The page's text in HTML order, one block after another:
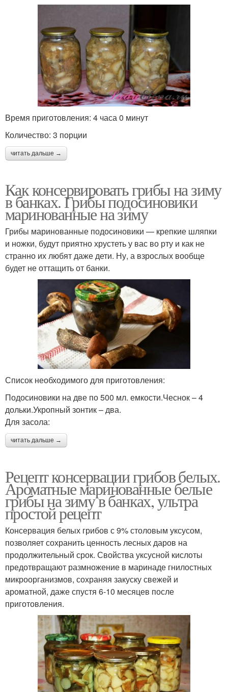
Время приготовления: 4 часа 0 минут
Количество: 3 порции
читать дальше →
Как консервировать грибы на зиму
в банках. Грибы подосиновики
маринованные на зиму
Грибы маринованные подосиновики — крепкие шляпки
и ножки, будут приятно хрустеть у вас во рту и как не
странно их любят даже дети. Ну, а взрослых вообще
будет не оттащить от банки.
Список необходимого для приготовления:
Подосиновики на две по 500 мл. емкости.Чеснок – 4
дольки.Укропный зонтик – два.
Для засола:
читать дальше →
Рецепт консервации грибов белых.
Ароматные маринованные белые
грибы на зиму в банках, ультра
простой рецепт
Консервация белых грибов с 9% столовым уксусом,
позволяет сохранить ценность лесных даров на
продолжительный срок. Свойства уксусной кислоты
предотвращают размножение в маринаде гнилостных
микроорганизмов, сохраняя закуску свежей и
ароматной, даже спустя 6-10 месяцев после
приготовления.